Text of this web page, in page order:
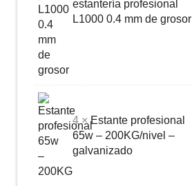
estantería profesional
L1000 0.4 mm de grosor
4 × Estante profesional
65w – 200KG/nivel –
galvanizado